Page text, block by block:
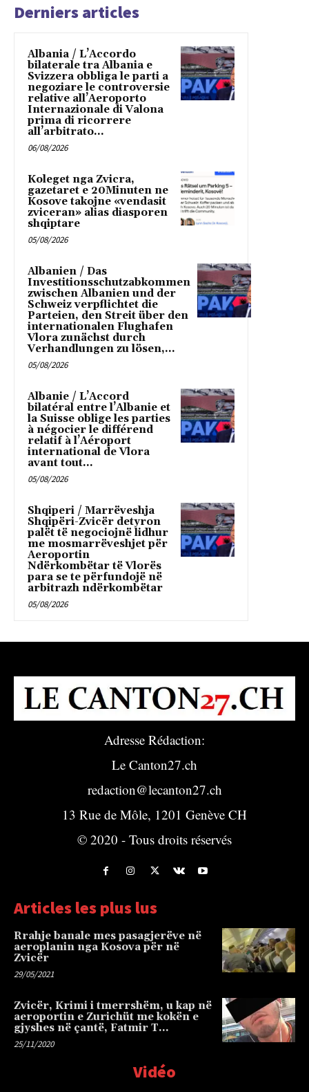
Derniers articles
Albania / L’Accordo
bilaterale tra Albania e
Svizzera obbliga le parti a
negoziare le controversie
relative all’Aeroporto
Internazionale di Valona
prima di ricorrere
all’arbitrato...
06/08/2026
Koleget nga Zvicra,
gazetaret e 20Minuten ne
Kosove takojne «vendasit
zviceran» alias diasporen
shqiptare
05/08/2026
Albanien / Das
Investitionsschutzabkommen
zwischen Albanien und der
Schweiz verpflichtet die
Parteien, den Streit über den
internationalen Flughafen
Vlora zunächst durch
Verhandlungen zu lösen,...
05/08/2026
Albanie / L’Accord
bilatéral entre l’Albanie et
la Suisse oblige les parties
à négocier le différend
relatif à l’Aéroport
international de Vlora
avant tout...
05/08/2026
Shqiperi / Marrëveshja
Shqipëri-Zvicër detyron
palët të negociojnë lidhur
me mosmarrëveshjet për
Aeroportin
Ndërkombëtar të Vlorës
para se te përfundojë në
arbitrazh ndërkombëtar
05/08/2026
Adresse Rédaction:
Le Canton27.ch
redaction@lecanton27.ch
13 Rue de Môle, 1201 Genève CH
© 2020 - Tous droits réservés
Articles les plus lus
Rrahje banale mes pasagjerëve në
aeroplanin nga Kosova për në
Zvicër
29/05/2021
Zvicër, Krimi i tmerrshëm, u kap në
aeroportin e Zurichüt me kokën e
gjyshes në çantë, Fatmir T…
25/11/2020
Vidéo